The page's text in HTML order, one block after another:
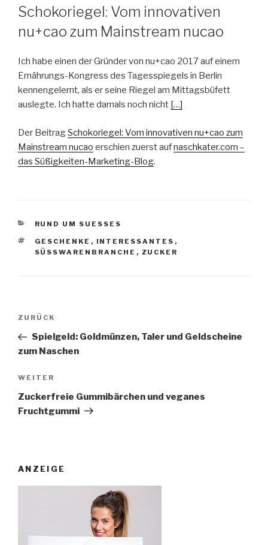
AM
Schokoriegel: Vom innovativen
nu+cao zum Mainstream nucao
Ich habe einen der Gründer von nu+cao 2017 auf einem
Ernährungs-Kongress des Tagesspiegels in Berlin
kennengelernt, als er seine Riegel am Mittagsbüfett
auslegte. Ich hatte damals noch nicht […]
Der BeitragSchokoriegel: Vom innovativen nu+cao zum
Mainstream nucao erschien zuerst aufnaschkater.com –
das Süßigkeiten-Marketing-Blog.
KATEGORIEN
RUND UM SUESSES
SCHLAGWÖRTER
GESCHENKE , INTERESSANTES ,
SÜSSWARENBRANCHE
, ZUCKER
Beitragsnavigation
Vorheriger
Beitrag
ZURÜCK
Spielgeld: Goldmünzen, Taler und Geldscheine
zum Naschen
Nächster
Beitrag
WEITER
Zuckerfreie Gummibärchen und veganes
Fruchtgummi
ANZEIGE